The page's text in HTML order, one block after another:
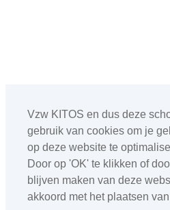
Vzw KITOS en dus deze
gebruik van cookies om je
op deze website te
Door op 'OK' te klikken of
blijven maken van deze
akkoord met het plaatsen